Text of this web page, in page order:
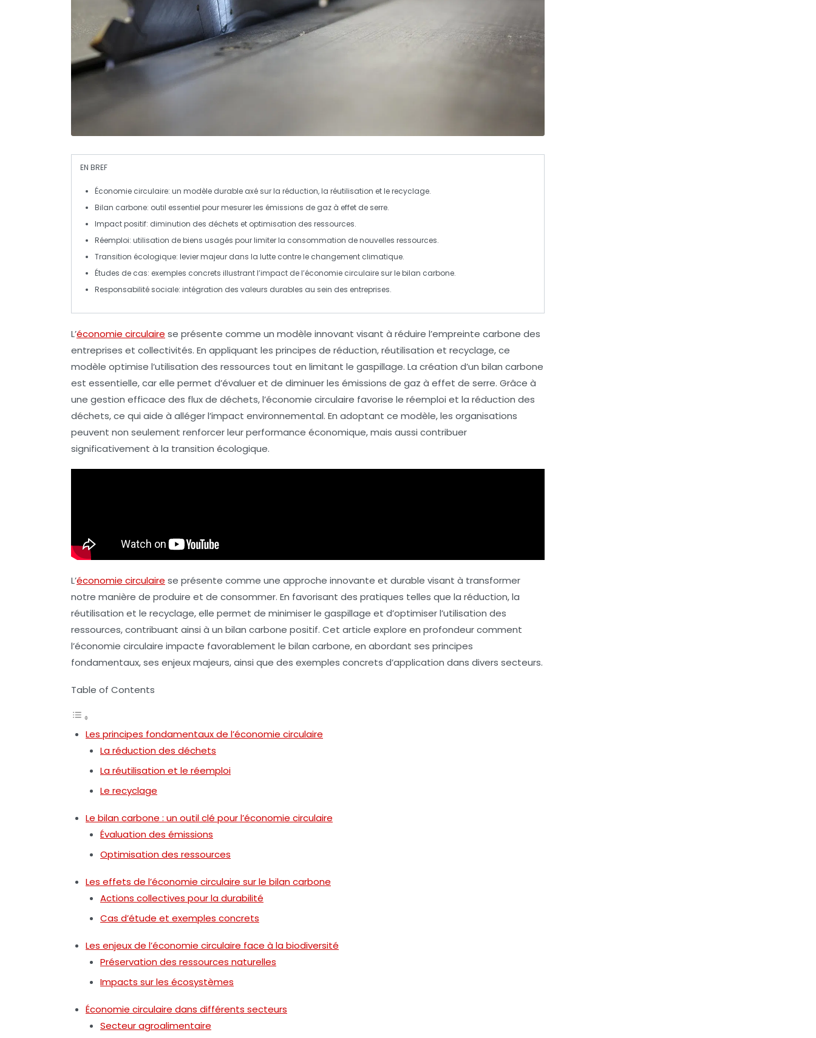
EN BREF
Économie circulaire: un modèle durable axé sur la réduction, la réutilisation et lerecyclage.
Bilan carbone: outil essentiel pour mesurer les émissions de gaz à effet de serre.
Impact positif: diminution des déchets et optimisation des ressources.
Réemploi: utilisation de biens usagés pour limiter la consommation de nouvelles ressources.
Transition écologique: levier majeur dans la lutte contre le changement climatique.
Études de cas: exemples concrets illustrant l’impact de l’économie circulaire sur le bilan carbone.
Responsabilité sociale: intégration des valeurs durables au sein des entreprises.
L’économie circulaire se présente comme un modèle innovant visant à réduire l’empreinte carbone des
entreprises et collectivités. En appliquant les principes de réduction,réutilisation et recyclage, ce
modèle optimise l’utilisation des ressources tout en limitant le gaspillage. La création d’un bilan carbone
est essentielle, car elle permet d’évaluer et de diminuer les émissions de gaz à effet de serre. Grâce à
une gestion efficace des flux de déchets, l’économie circulaire favorise le réemploi et la réduction des
déchets, ce qui aide à alléger l’impact environnemental. En adoptant ce modèle, les organisations
peuvent non seulement renforcer leur performance économique, mais aussi contribuer
significativement à la transition écologique.
L’économie circulaire se présente comme une approche innovante et durable visant à transformer
notre manière de produire et de consommer. En favorisant des pratiques telles que la réduction, la
réutilisation et le recyclage, elle permet de minimiser le gaspillage et d’optimiser l’utilisation des
ressources, contribuant ainsi à un bilan carbone positif. Cet article explore en profondeur comment
l’économie circulaire impacte favorablement le bilan carbone, en abordant ses principes
fondamentaux, ses enjeux majeurs, ainsi que des exemples concrets d’application dans divers secteurs.
Table of Contents
Les principes fondamentaux de l’économie circulaire
La réduction des déchets
La réutilisation et le réemploi
Le recyclage
Le bilan carbone : un outil clé pour l’économie circulaire
Évaluation des émissions
Optimisation des ressources
Les effets de l’économie circulaire sur le bilan carbone
Actions collectives pour la durabilité
Cas d’étude et exemples concrets
Les enjeux de l’économie circulaire face à la biodiversité
Préservation des ressources naturelles
Impacts sur les écosystèmes
Économie circulaire dans différents secteurs
Secteur agroalimentaire